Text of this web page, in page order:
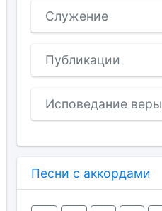
Служение
Публикации
Исповедание веры
Песни с аккордами